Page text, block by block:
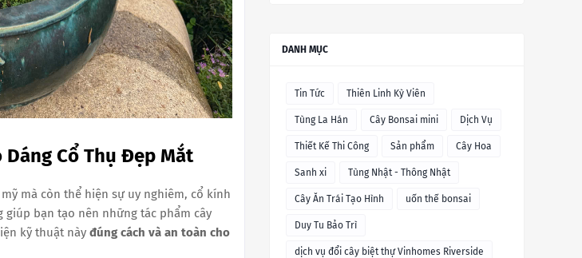
Dáng Cổ Thụ Đẹp Mắt
mà còn thể hiện sự uy nghiêm, cổ kính
bạn tạo nên những tác phẩm cây
kỹ thuật này đúng cách và an toàn cho
DANH MỤC
Tin Tức Thiên Linh Kỳ Viên
Tùng La Hán Cây Bonsai mini Dịch Vụ
Thiết Kế Thi Công Sản phẩm Cây Hoa
Sanh xi Tùng Nhật - Thông Nhật
Cây Ăn Trái Tạo Hình uốn thế bonsai
Duy Tu Bảo Trì
dịch vụ đổi cây biệt thự Vinhomes Riverside